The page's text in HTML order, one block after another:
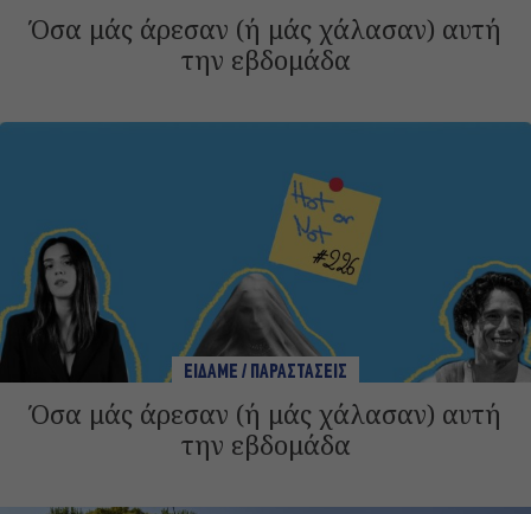
Όσα μάς άρεσαν (ή μάς χάλασαν) αυτή
την εβδομάδα
ΕΙΔΑΜΕ / ΠΑΡΑΣΤΑΣΕΙΣ
Όσα μάς άρεσαν (ή μάς χάλασαν) αυτή
την εβδομάδα